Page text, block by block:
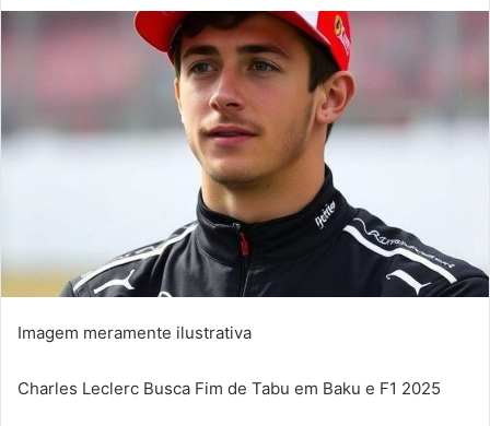
Imagem meramente ilustrativa
Charles Leclerc Busca Fim de Tabu em Baku e F1 2025